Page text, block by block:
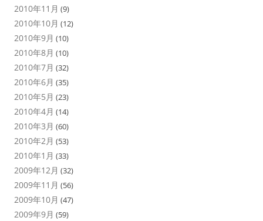
2010年11月 (9)
2010年10月 (12)
2010年9月 (10)
2010年8月 (10)
2010年7月 (32)
2010年6月 (35)
2010年5月 (23)
2010年4月 (14)
2010年3月 (60)
2010年2月 (53)
2010年1月 (33)
2009年12月 (32)
2009年11月 (56)
2009年10月 (47)
2009年9月 (59)